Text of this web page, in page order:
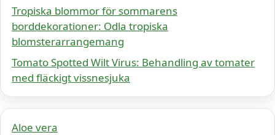
Tropiska blommor för sommarens
borddekorationer: Odla tropiska
blomsterarrangemang
Tomato Spotted Wilt Virus: Behandling av tomater
med fläckigt vissnesjuka
Aloe vera